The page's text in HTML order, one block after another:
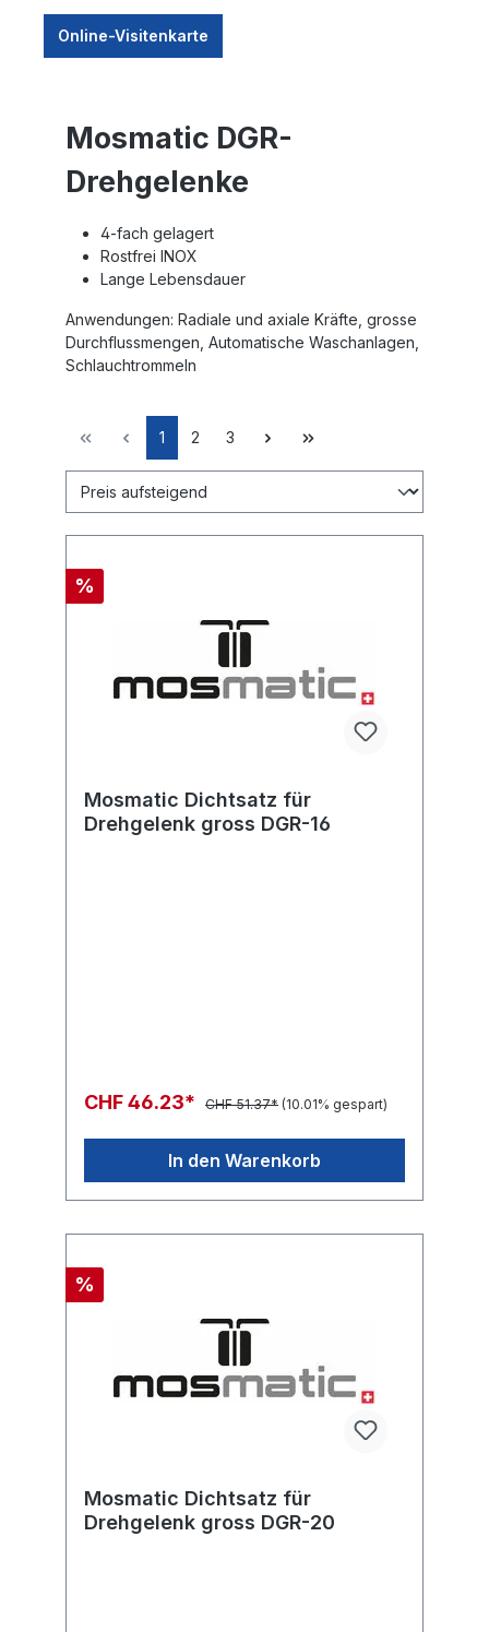
Online-Visitenkarte
Mosmatic DGR-
Drehgelenke
4-fach gelagert
Rostfrei INOX
Lange Lebensdauer
Anwendungen: Radiale und axiale Kräfte, grosse
Durchflussmengen, Automatische Waschanlagen,
Schlauchtrommeln
1 2 3
%
Mosmatic Dichtsatz für
Drehgelenk gross DGR-16
CHF 46.23* CHF 51.37* (10.01% gespart)
In den Warenkorb
%
Mosmatic Dichtsatz für
Drehgelenk gross DGR-20